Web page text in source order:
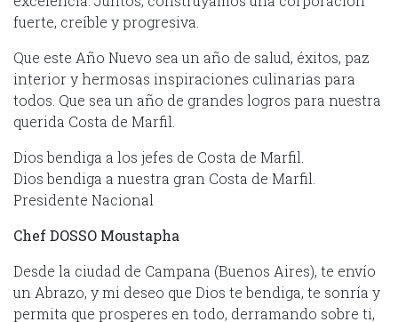
fuerte, creíble y progresiva.
Que este Año Nuevo sea un año de salud, éxitos, paz
interior y hermosas inspiraciones culinarias para
todos. Que sea un año de grandes logros para nuestra
querida Costa de Marfil.
Dios bendiga a los jefes de Costa de Marfil.
Dios bendiga a nuestra gran Costa de Marfil.
Presidente Nacional
Chef DOSSO Moustapha
Desde la ciudad de Campana (Buenos Aires), te envío
un Abrazo, y mi deseo que Dios te bendiga, te sonría y
permita que prosperes en todo, derramando sobre ti,